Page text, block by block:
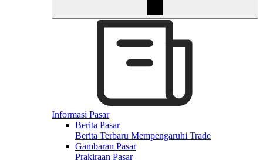
Informasi Pasar
Berita Pasar
Berita Terbaru Mempengaruhi Trade
Gambaran Pasar
Prakiraan Pasar